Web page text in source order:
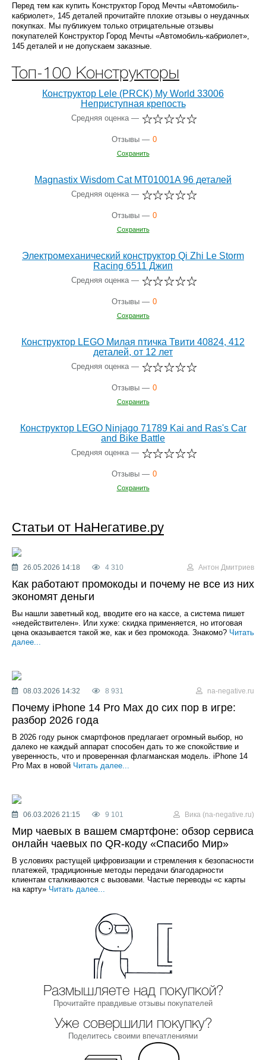
Перед тем как купить Конструктор Город Мечты «Автомобиль-
кабриолет», 145 деталей прочитайте плохие отзывы о неудачных
покупках. Мы публикуем только отрицательные отзывы
покупателей Конструктор Город Мечты «Автомобиль-кабриолет»,
145 деталей и не допускаем заказные.
Топ-100 Конструкторы
Конструктор Lele (PRCK) My World 33006
Неприступная крепость
Средняя оценка —
Отзывы — 0
Сохранить
Magnastix Wisdom Cat MT01001A 96 деталей
Средняя оценка —
Отзывы — 0
Сохранить
Электромеханический конструктор Qi Zhi Le Storm
Racing 6511 Джип
Средняя оценка —
Отзывы — 0
Сохранить
Конструктор LEGO Милая птичка Твити 40824, 412
деталей, от 12 лет
Средняя оценка —
Отзывы — 0
Сохранить
Конструктор LEGO Ninjago 71789 Kai and Ras's Car
and Bike Battle
Средняя оценка —
Отзывы — 0
Сохранить
Статьи от НаНегативе.ру
26.05.2026 14:18 4 310 Антон Дмитриев
Как работают промокоды и почему не все из них
экономят деньги
Вы нашли заветный код, вводите его на кассе, а система пишет
«недействителен». Или хуже: скидка применяется, но итоговая
цена оказывается такой же, как и без промокода. Знакомо? Читать
далее...
08.03.2026 14:32 8 931 na-negative.ru
Почему iPhone 14 Pro Max до сих пор в игре:
разбор 2026 года
В 2026 году рынок смартфонов предлагает огромный выбор, но
далеко не каждый аппарат способен дать то же спокойствие и
уверенность, что и проверенная флагманская модель. iPhone 14
Pro Max в новой Читать далее...
06.03.2026 21:15 9 101 Вика (na-negative.ru)
Мир чаевых в вашем смартфоне: обзор сервиса
онлайн чаевых по QR-коду «Спасибо Мир»
В условиях растущей цифровизации и стремления к безопасности
платежей, традиционные методы передачи благодарности
клиентам сталкиваются с вызовами. Частые переводы «с карты
на карту» Читать далее...
Размышляете над покупкой?
Прочитайте правдивые отзывы покупателей
Уже совершили покупку?
Поделитесь своими впечатлениями